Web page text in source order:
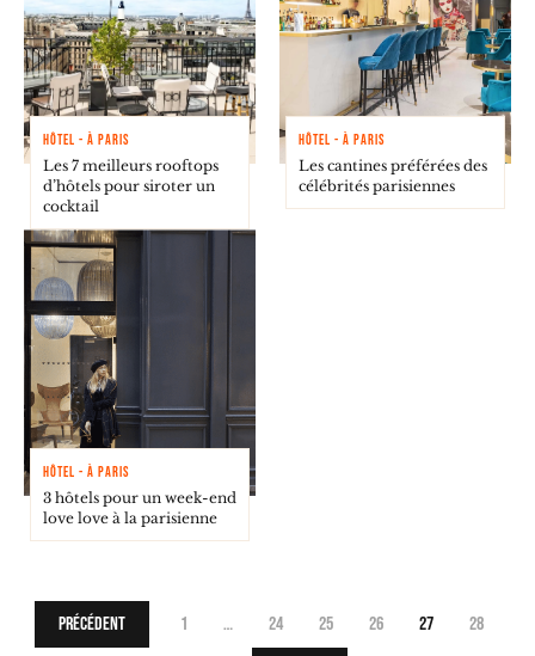
HÔTEL - À PARIS
Les 7 meilleurs rooftops
d’hôtels pour siroter un
cocktail
HÔTEL - À PARIS
Les cantines préférées des
célébrités parisiennes
HÔTEL - À PARIS
3 hôtels pour un week-end
love love à la parisienne
Précédent 1 … 24 25 26 27 28